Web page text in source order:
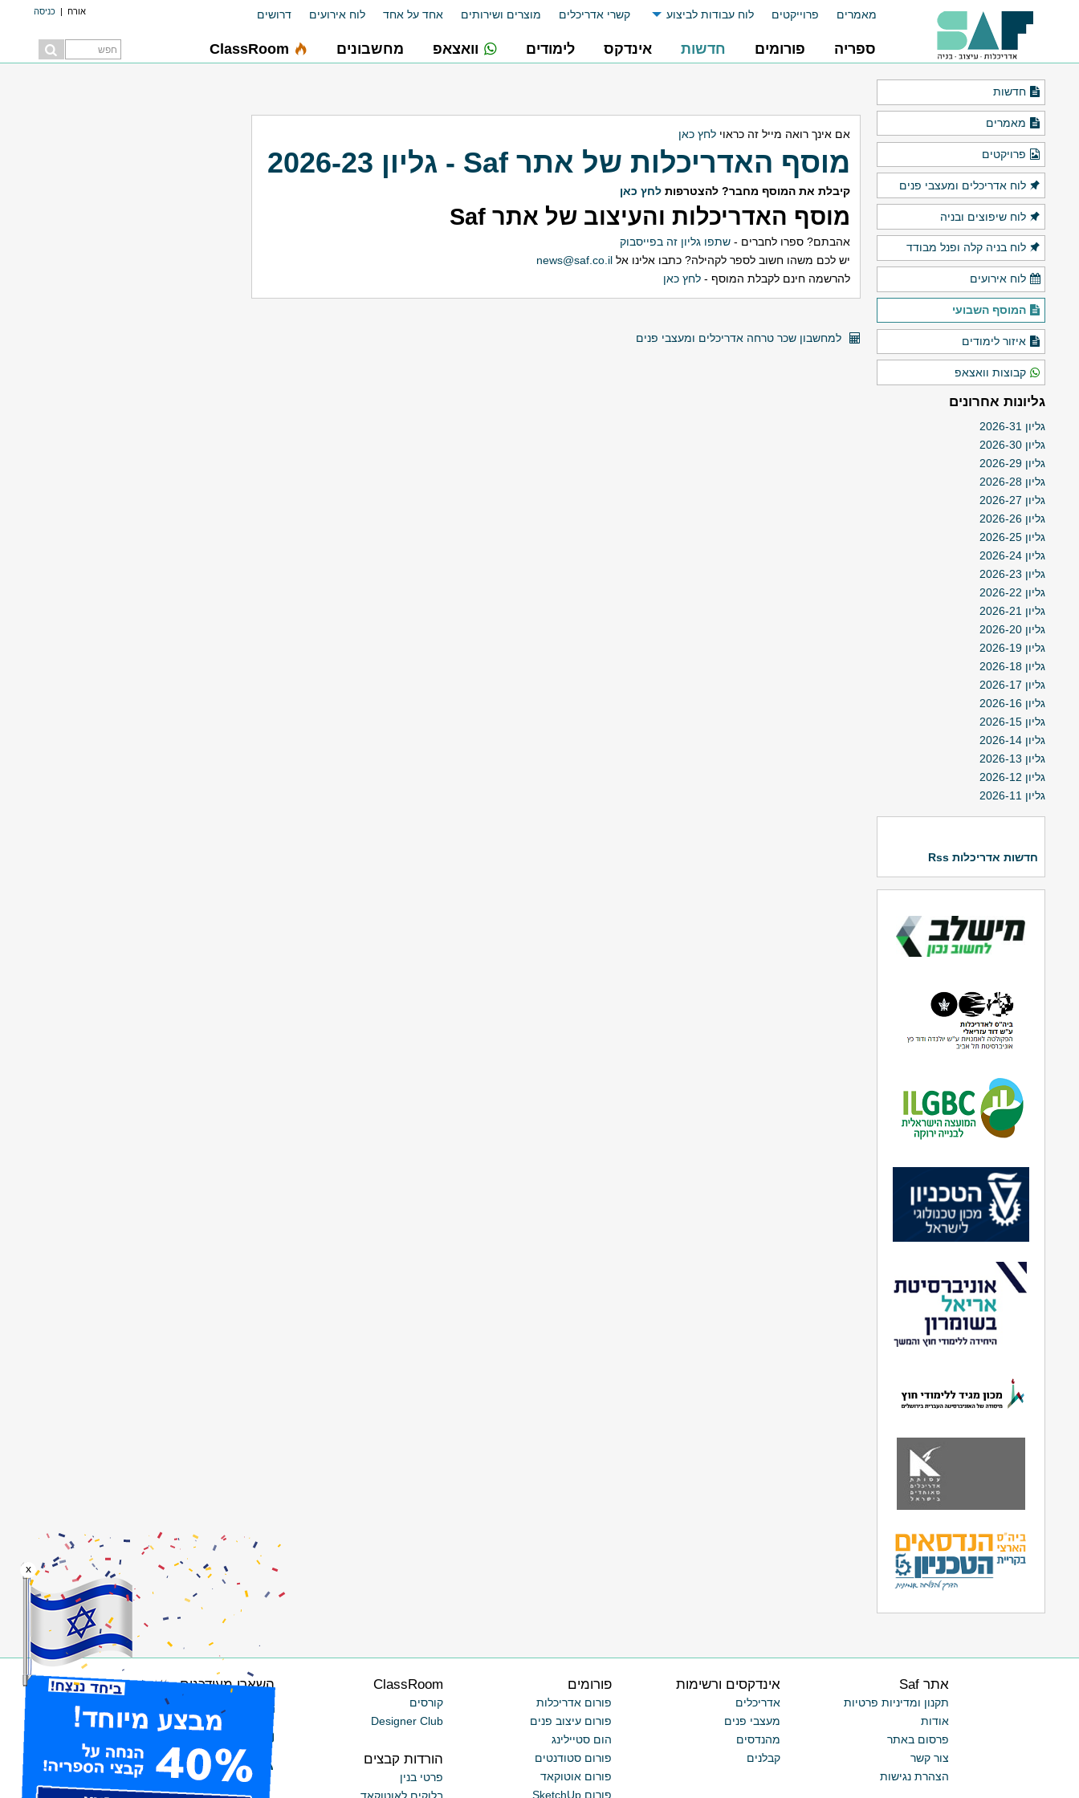
אורח | כניסה מאמרים פרוייקטים לוח עבודות לביצוע קשרי אדריכלים מוצרים ושירותים אחד על אחד לוח אירועים דרושים
ספריה פורומים חדשות אינדקס לימודים וואצאפ מחשבונים ClassRoom
אם אינך רואה מייל זה כראוילחץ כאן
מוסף האדריכלות של אתר Saf - גליון 2026-23
קיבלת את המוסף מחבר? להצטרפותלחץ כאן
מוסף האדריכלות והעיצוב של אתר Saf
אהבתם? ספרו לחברים -שתפו גליון זה בפייסבוק
יש לכם משהו חשוב לספר לקהילה? כתבו אלינו אלnews@saf.co.il
להרשמה חינם לקבלת המוסף -לחץ כאן
למחשבון שכר טרחה אדריכלים ומעצבי פנים
חדשות
מאמרים
פרויקטים
לוח אדריכלים ומעצבי פנים
לוח שיפוצים ובניה
לוח בניה קלה ופנל מבודד
לוח אירועים
המוסף השבועי
איזור לימודים
קבוצות וואצאפ
גליונות אחרונים
גליון 2026-31
גליון 2026-30
גליון 2026-29
גליון 2026-28
גליון 2026-27
גליון 2026-26
גליון 2026-25
גליון 2026-24
גליון 2026-23
גליון 2026-22
גליון 2026-21
גליון 2026-20
גליון 2026-19
גליון 2026-18
גליון 2026-17
גליון 2026-16
גליון 2026-15
גליון 2026-14
גליון 2026-13
גליון 2026-12
גליון 2026-11
חדשות אדריכלות Rss
השארו מעודכנים
הרשמו לניוזלטר
הרשמו לערוצי RSS
ClassRoom
קורסים
Designer Club
הורדות קבצים
פרטי בנין
בלוקים לאוטוקאד
פורומים
פורום אדריכלות
פורום עיצוב פנים
הום סטיילינג
פורום סטודנטים
פורום אוטוקאד
פורום SketchUp
אינדקסים ורשימות
אדריכלים
מעצבי פנים
מהנדסים
קבלנים
אתר Saf
תקנון ומדיניות פרטיות
אודות
פרסום באתר
צור קשר
הצהרת נגישות